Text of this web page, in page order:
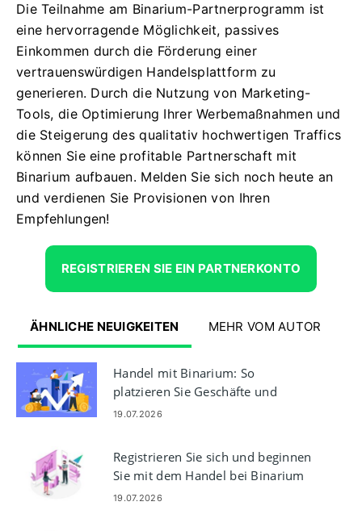
Die Teilnahme am Binarium-Partnerprogramm ist
eine hervorragende Möglichkeit, passives
Einkommen durch die Förderung einer
vertrauenswürdigen Handelsplattform zu
generieren. Durch die Nutzung von Marketing-
Tools, die Optimierung Ihrer Werbemaßnahmen und
die Steigerung des qualitativ hochwertigen Traffics
können Sie eine profitable Partnerschaft mit
Binarium aufbauen. Melden Sie sich noch heute an
und verdienen Sie Provisionen von Ihren
Empfehlungen!
REGISTRIEREN SIE EIN PARTNERKONTO
ÄHNLICHE NEUIGKEITEN MEHR VOM AUTOR
Handel mit Binarium: So
platzieren Sie Geschäfte und
verwalten das Risiko
19.07.2026
Registrieren Sie sich und beginnen
Sie mit dem Handel bei Binarium
mit einem Demokonto
19.07.2026